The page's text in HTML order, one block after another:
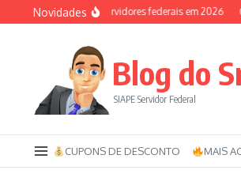
Ir para o conteúdo
Novidades
saúde dos servidores federais em 2026
Blog do
SIAPE Servidor Federal
CUPONS DE DESCONTO MAIS